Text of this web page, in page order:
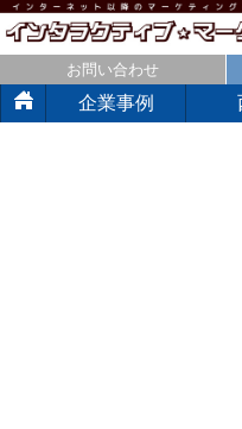
お問い合わせ
企業事例